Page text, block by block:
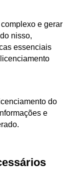
e gerar
nisso,
essenciais
do
e